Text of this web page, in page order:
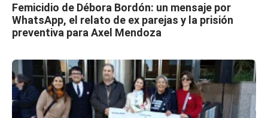
Femicidio de Débora Bordón: un mensaje por
WhatsApp, el relato de ex parejas y la prisión
preventiva para Axel Mendoza